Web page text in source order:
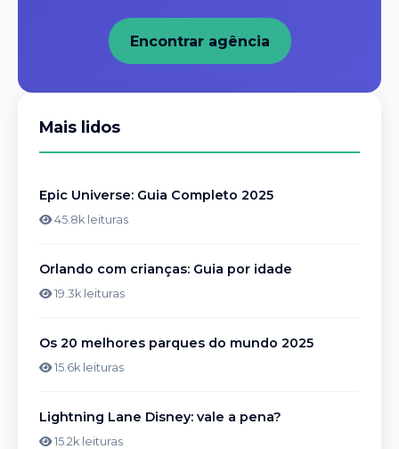
Encontrar agência
Mais lidos
Epic Universe: Guia Completo 2025
45.8k leituras
Orlando com crianças: Guia por idade
19.3k leituras
Os 20 melhores parques do mundo 2025
15.6k leituras
Lightning Lane Disney: vale a pena?
15.2k leituras